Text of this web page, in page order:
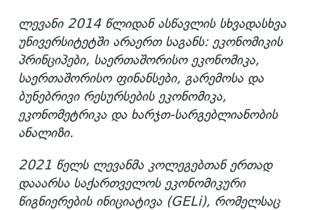
ლევანი 2014 წლიდან ასწავლის სხვადასხვა
უნივერსიტეტში არაერთ საგანს: ეკონომიკის
პრინციპები, საერთაშორისო ეკონომიკა,
საერთაშორისო ფინანსები, გარემოსა და
ბუნებრივი რესურსების ეკონომიკა,
ეკონომეტრიკა და ხარჯთ-სარგებლიანობის
ანალიზი.
2021 წელს ლევანმა კოლეგებთან ერთად
დააარსა საქართველოს ეკონომიკური
წიგნიერების ინიციატივა (GELi), რომელსაც